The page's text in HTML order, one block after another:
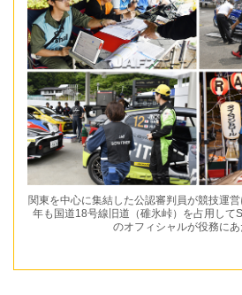
関東を中心に集結した公認審判員が競技運
年も国道18号線旧道（碓氷峠）を占用して
のオフィシャルが役務にあ